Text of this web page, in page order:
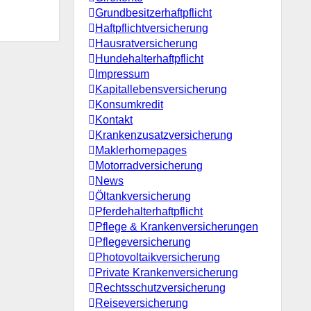
Grundbesitzerhaftpflicht
Haftpflichtversicherung
Hausratversicherung
Hundehalterhaftpflicht
Impressum
Kapitallebensversicherung
Konsumkredit
Kontakt
Krankenzusatzversicherung
Maklerhomepages
Motorradversicherung
News
Öltankversicherung
Pferdehalterhaftpflicht
Pflege & Krankenversicherungen
Pflegeversicherung
Photovoltaikversicherung
Private Krankenversicherung
Rechtsschutzversicherung
Reiseversicherung